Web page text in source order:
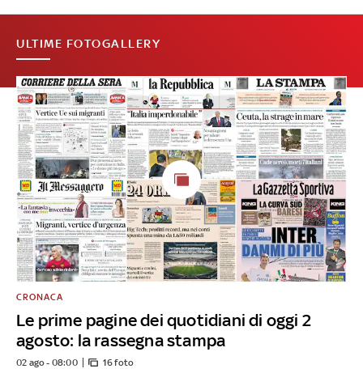
ULTIME FOTOGALLERY
Le prime pagine dei quotidiani di oggi 2
agosto: la rassegna stampa
CRONACA
02 ago - 08:00 16 foto